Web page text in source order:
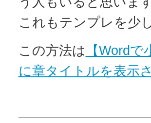
これもテンプレを少
この方法は 【Word
に章タイトルを表示